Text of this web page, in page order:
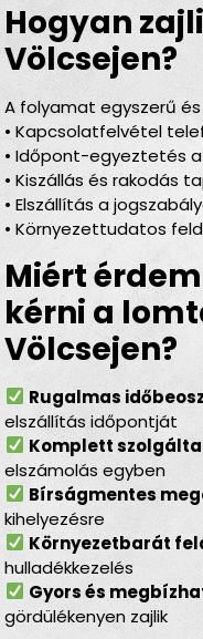
Hogyan
Völcsejen?
A folyamat egyszerű
• Kapcsolatfelvétel
• Időpont-egyeztetés
• Kiszállás és rakodás
• Elszállítás a
• Környezettudatos
Miért
kérni a
Völcsejen?
Rugalmas
elszállítás időpontját
Komplett
elszámolás egyben
Bírságmentes
kihelyezésre
Környezetbarát
hulladékkezelés
Gyors és
gördülékenyen zajlik